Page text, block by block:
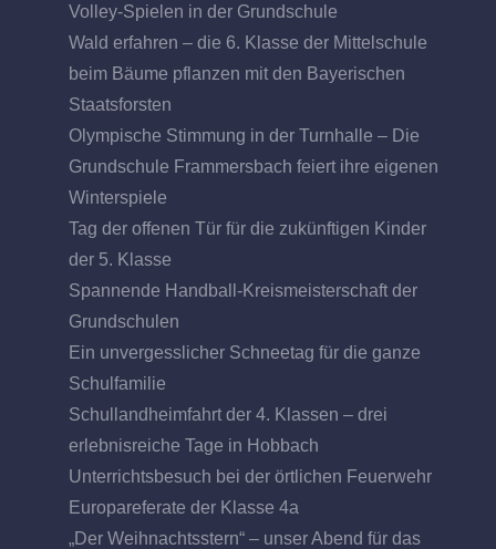
Volley-Spielen in der Grundschule
Wald erfahren – die 6. Klasse der Mittelschule
beim Bäume pflanzen mit den Bayerischen
Staatsforsten
Olympische Stimmung in der Turnhalle – Die
Grundschule Frammersbach feiert ihre eigenen
Winterspiele
Tag der offenen Tür für die zukünftigen Kinder
der 5. Klasse
Spannende Handball-Kreismeisterschaft der
Grundschulen
Ein unvergesslicher Schneetag für die ganze
Schulfamilie
Schullandheimfahrt der 4. Klassen – drei
erlebnisreiche Tage in Hobbach
Unterrichtsbesuch bei der örtlichen Feuerwehr
Europareferate der Klasse 4a
„Der Weihnachtsstern“ – unser Abend für das